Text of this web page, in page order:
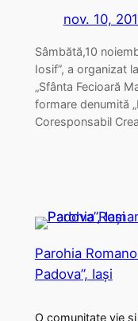
nov. 10,
Sâmbătă,10
Iosif”, a organizat
„Sfânta Fecioară
formare denumită
Coresponsabil
Parohia
Padova”, Iași
O comunitate vie